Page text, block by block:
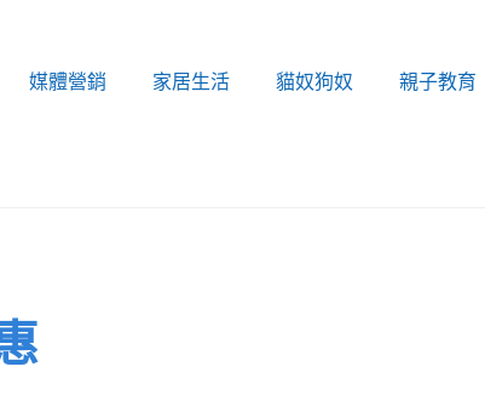
媒體營銷 家居生活 貓奴狗奴 親子教育